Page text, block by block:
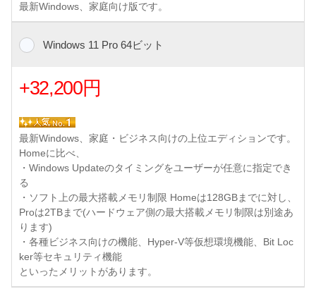
最新Windows、家庭向け版です。
Windows 11 Pro 64ビット
+32,200円
最新Windows、家庭・ビジネス向けの上位エディションです。
Homeに比べ、
・Windows Updateのタイミングをユーザーが任意に指定でき
る
・ソフト上の最大搭載メモリ制限 Homeは128GBまでに対し、
Proは2TBまで(ハードウェア側の最大搭載メモリ制限は別途あ
ります)
・各種ビジネス向けの機能、Hyper-V等仮想環境機能、Bit Loc
ker等セキュリティ機能
といったメリットがあります。